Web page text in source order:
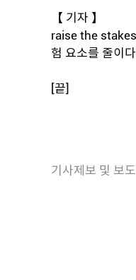
【 기자 】
raise the stakes
험 요소를 줄이
[끝]
기사제보 및 보